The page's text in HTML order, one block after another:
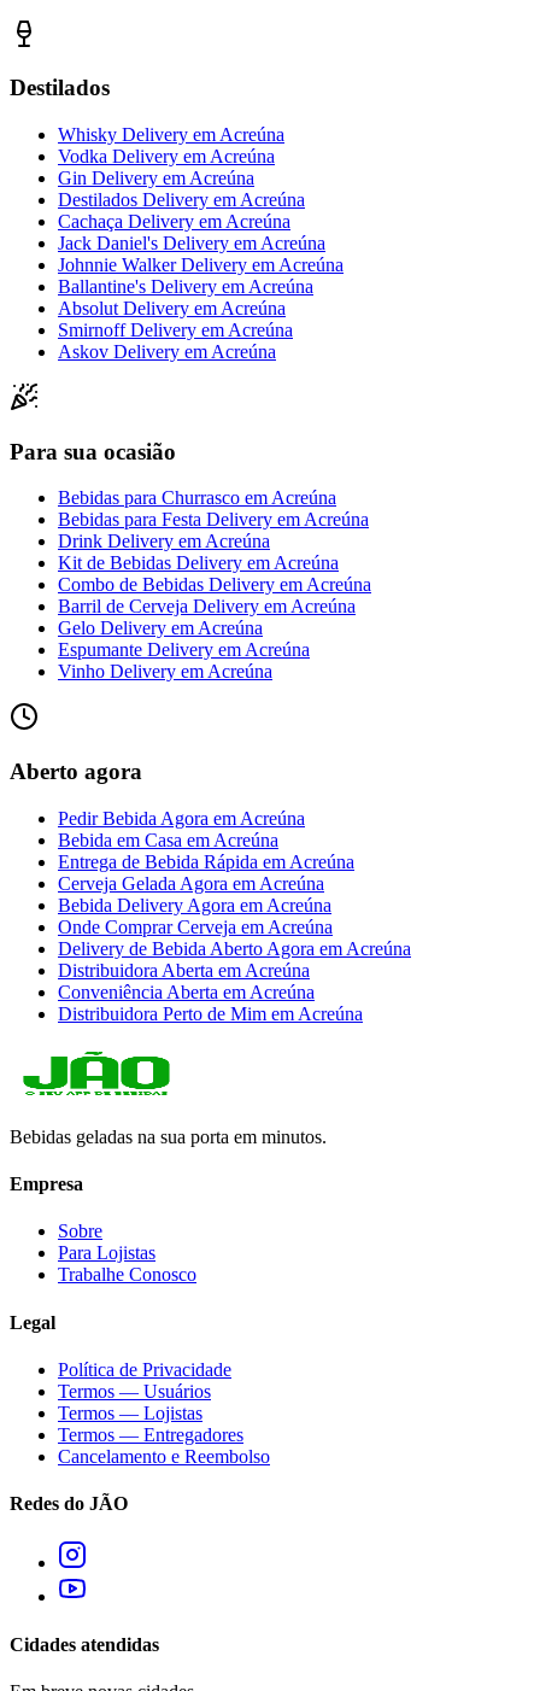
Destilados
Whisky Delivery em Acreúna
Vodka Delivery em Acreúna
Gin Delivery em Acreúna
Destilados Delivery em Acreúna
Cachaça Delivery em Acreúna
Jack Daniel's Delivery em Acreúna
Johnnie Walker Delivery em Acreúna
Ballantine's Delivery em Acreúna
Absolut Delivery em Acreúna
Smirnoff Delivery em Acreúna
Askov Delivery em Acreúna
Para sua ocasião
Bebidas para Churrasco emAcreúna
Bebidas para Festa Delivery emAcreúna
Drink Delivery emAcreúna
Kit de Bebidas Delivery emAcreúna
Combo de Bebidas Delivery emAcreúna
Barril de Cerveja Delivery emAcreúna
Gelo Delivery emAcreúna
Espumante Delivery emAcreúna
Vinho Delivery emAcreúna
Aberto agora
Pedir Bebida Agora em Acreúna
Bebida em Casa em Acreúna
Entrega de Bebida Rápida em Acreúna
Cerveja Gelada Agora em Acreúna
Bebida Delivery Agora em Acreúna
Onde Comprar Cerveja em Acreúna
Delivery de Bebida Aberto Agora em Acreúna
Distribuidora Aberta em Acreúna
Conveniência Aberta em Acreúna
Distribuidora Perto de Mim em Acreúna
Bebidas geladas na sua porta em minutos.
Empresa
Sobre
Para Lojistas
Trabalhe Conosco
Legal
Política de Privacidade
Termos — Usuários
Termos — Lojistas
Termos — Entregadores
Cancelamento e Reembolso
Redes do JÃO
Cidades atendidas